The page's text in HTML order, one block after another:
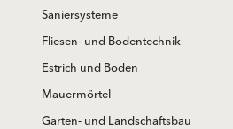
Saniersysteme
Fliesen- und Bodentechnik
Estrich und Boden
Mauermörtel
Garten- und Landschaftsbau